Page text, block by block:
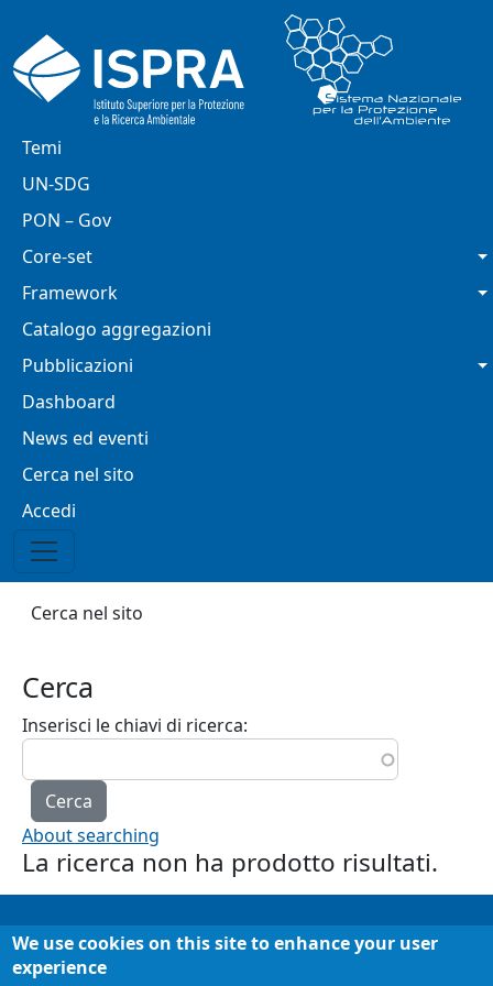
Navigazione principale
Temi
UN-SDG
PON – Gov
Core-set
Framework
Catalogo aggregazioni
Pubblicazioni
Dashboard
News ed eventi
Cerca nel sito
Menu profilo utente
Accedi
Briciole di pane
Cerca nel sito
Cerca
Inserisci le chiavi di ricerca
About searching
La ricerca non ha prodotto risultati.
Informazioni
Chi siamo
We use cookies on this site to enhance your user
experience